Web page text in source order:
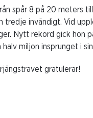
spår 8 på 20 meters
tredje invändigt. Vid
Nytt rekord gick hon
miljon insprunget i
gratulerar!